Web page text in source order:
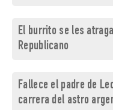
El burrito se les
Republicano
Fallece el padre de
carrera del astro